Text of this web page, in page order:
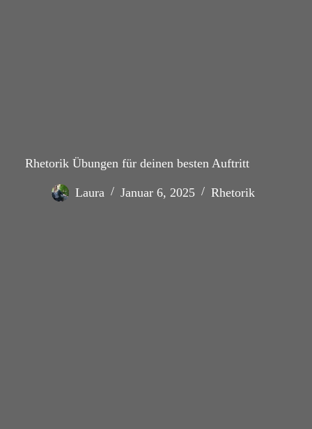
Rhetorik Übungen für deinen besten Auftritt
Laura Januar 6, 2025 Rhetorik